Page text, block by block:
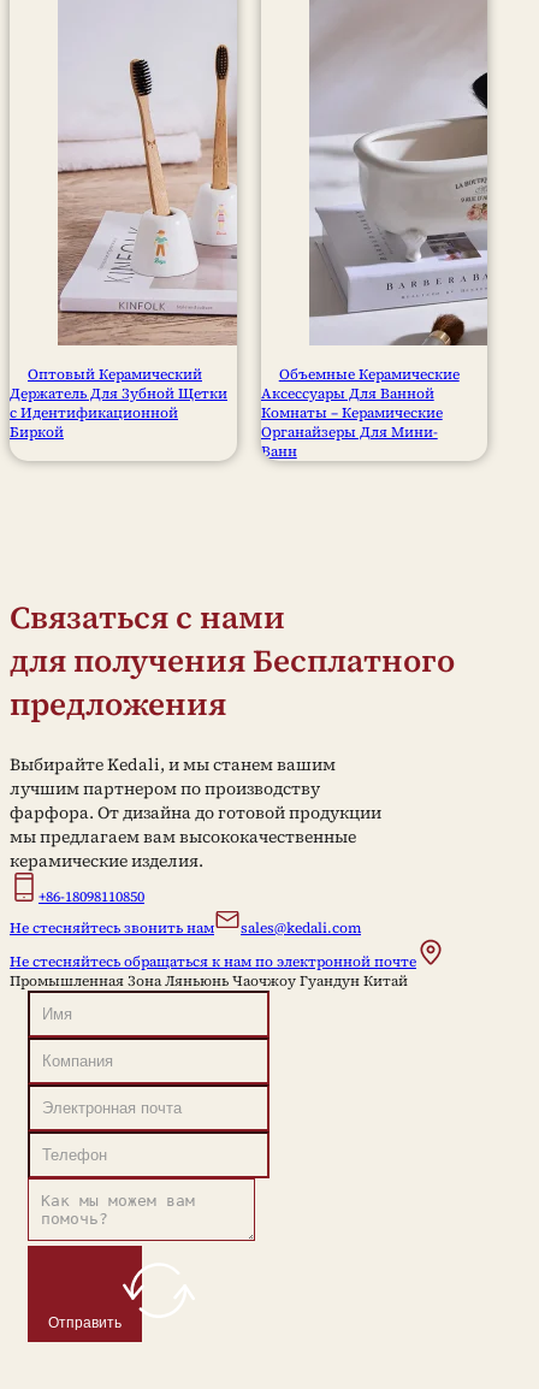
Оптовый Керамический
Держатель Для Зубной Щетки
с Идентификационной
Биркой
Объемные Керамические
Аксессуары Для Ванной
Комнаты – Керамические
Органайзеры Для Мини-
Ванн
Связаться с нами
для получения Бесплатного
предложения
Выбирайте Kedali, и мы станем вашим
лучшим партнером по производству
фарфора. От дизайна до готовой продукции
мы предлагаем вам высококачественные
керамические изделия.
+86-18098110850
Не стесняйтесь звонить нам
sales@kedali.com
Не стесняйтесь обращаться к нам по электронной почте
Промышленная Зона Ляньюнь Чаочжоу Гуандун Китай
Отправить